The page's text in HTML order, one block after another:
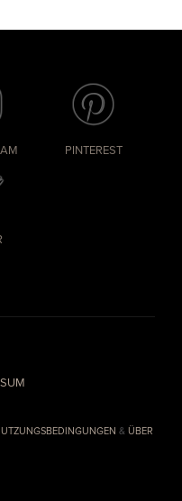
PINTEREST
& ÜBER